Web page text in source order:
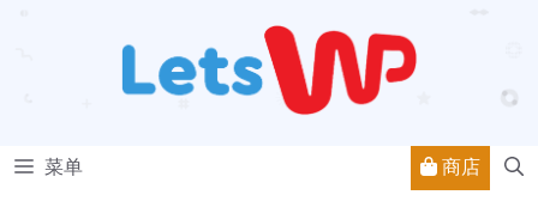
菜单 商店